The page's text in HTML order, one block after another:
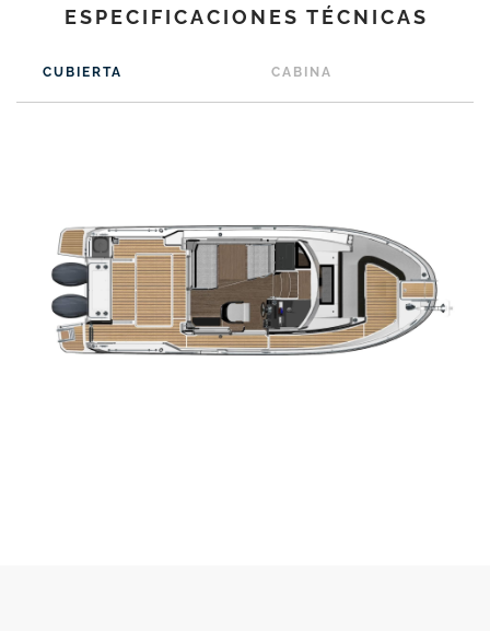
ESPECIFICACIONES TÉCNICAS
CUBIERTA CABINA